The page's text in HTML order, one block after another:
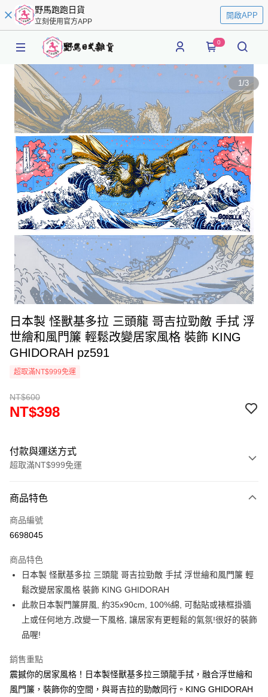
野馬跑跑日貨
立刻使用官方APP
開啟APP
0
1/3
日本製 怪獸基多拉 三頭龍 哥吉拉勁敵 手拭 浮
世繪和風門簾 輕鬆改變居家風格 裝飾 KING
GHIDORAH pz591
超取滿NT$999免運
NT$600
NT$398
付款與運送方式
超取滿NT$999免運
信用卡一次付款
信用卡分期付款
合作金庫商業銀行
華南商業銀行
彰化商業銀行
上海商業儲蓄銀行
台北富邦商業銀行
國泰世華商業銀行
兆豐國際商業銀行
臺灣中小企業銀行
台中商業銀行
聯邦商業銀行
元大商業銀行
台新國際商業銀行
中國信託商業銀行
台灣樂天信用卡公司
超商取貨付款
LINE Pay
Apple Pay
街口支付
悠遊付
Google Pay
商品特色
商品編號
6698045
商品特色
日本製 怪獸基多拉 三頭龍 哥吉拉勁敵 手拭 浮世繪和風門簾 輕
鬆改變居家風格 裝飾 KING GHIDORAH
此款日本製門簾屏風, 約35x90cm, 100%綿, 可黏貼或裱框掛牆
上或任何地方,改變一下風格, 讓居家有更輕鬆的氣氛!很好的裝飾
品喔!
銷售重點
震撼你的居家風格！日本製怪獸基多拉三頭龍手拭，融合浮世繪和
風門簾，裝飾你的空間，與哥吉拉的勁敵同行。KING GHIDORAH